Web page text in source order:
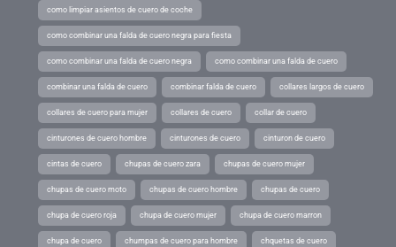
como limpiar asientos de cuero de coche
como combinar una falda de cuero negra para fiesta
como combinar una falda de cuero negra como combinar una falda de cuero
combinar una falda de cuero combinar falda de cuero collares largos de cuero
collares de cuero para mujer collares de cuero collar de cuero
cinturones de cuero hombre cinturones de cuero cinturon de cuero
cintas de cuero chupas de cuero zara chupas de cuero mujer
chupas de cuero moto chupas de cuero hombre chupas de cuero
chupa de cuero roja chupa de cuero mujer chupa de cuero marron
chupa de cuero chumpas de cuero para hombre chquetas de cuero